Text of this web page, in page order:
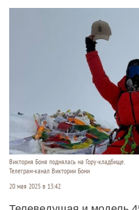
Виктория Боня поднялась на Гору-кладбище.
Телеграм-канал Виктории Бони
20 мая 2025 в 13:42